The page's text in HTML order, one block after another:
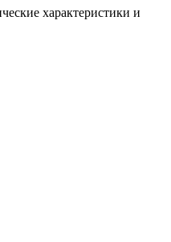
характеристики и